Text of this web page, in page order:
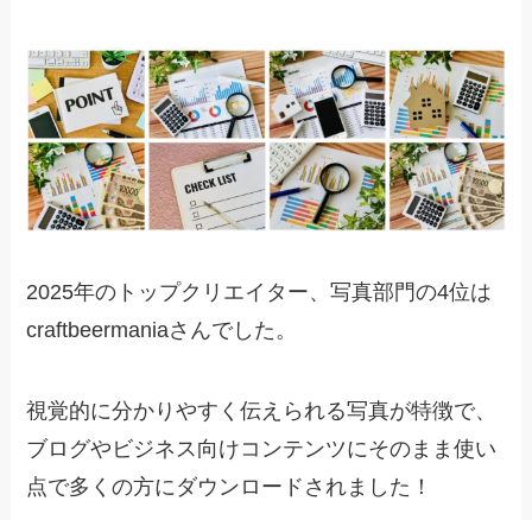
2025年のトップクリエイター、写真部門の4位は
craftbeermaniaさんでした。
視覚的に分かりやすく伝えられる写真が特徴で、
ブログやビジネス向けコンテンツにそのまま使い
点で多くの方にダウンロードされました！